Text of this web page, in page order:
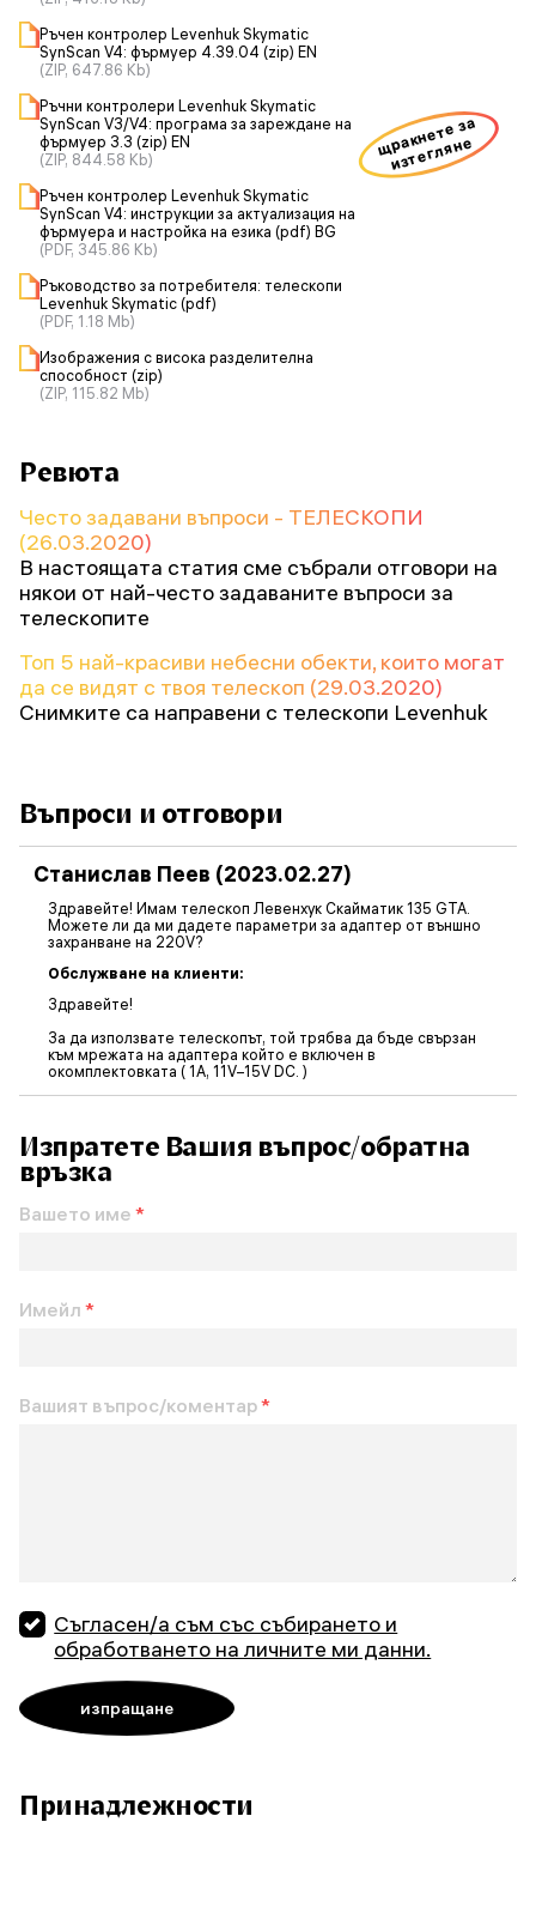
Ръчен контролер Levenhuk Skymatic
SynScan V4: фърмуер 4.39.04 (zip) EN
(ZIP, 647.86 Kb)
Ръчни контролери Levenhuk Skymatic
SynScan V3/V4: програма за зареждане на
фърмуер 3.3 (zip) EN
(ZIP, 844.58 Kb)
Ръчен контролер Levenhuk Skymatic
SynScan V4: инструкции за актуализация на
фърмуера и настройка на езика (pdf) BG
(PDF, 345.86 Kb)
Ръководство за потребителя: телескопи
Levenhuk Skymatic (pdf)
(PDF, 1.18 Mb)
Изображения с висока разделителна
способност (zip)
(ZIP, 115.82 Mb)
щракнете за
изтегляне
Ревюта
Често задавани въпроси - ТЕЛЕСКОПИ
(26.03.2020)
В настоящата статия сме събрали отговори на
някои от най-често задаваните въпроси за
телескопите
Топ 5 най-красиви небесни обекти, които могат
да се видят с твоя телескоп (29.03.2020)
Снимките са направени с телескопи Levenhuk
Въпроси и отговори
Станислав Пеев (2023.02.27)
Здравейте! Имам телескоп Левенхук Скайматик 135 GTA.
Можете ли да ми дадете параметри за адаптер от външно
захранване на 220V?
Обслужване на клиенти:
Здравейте!
За да използвате телескопът, той трябва да бъде свързан
към мрежата на адаптера който е включен в
окомплектовката ( 1A, 11V–15V DC. )
Изпратете Вашия въпрос/обратна
връзка
Вашето име *
Имейл *
Вашият въпрос/коментар*
Съгласен/а съм със събирането и
обработването на личните ми данни.
Принадлежности